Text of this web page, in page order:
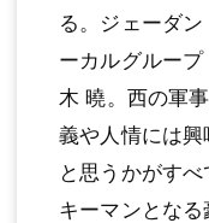
る。ジェーダ
ーカルグルー
⽊ 曉。⻄の軍
義や⼈情には
と思うかがす
キーマンとな